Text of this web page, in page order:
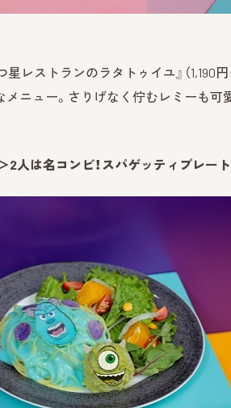
レストランのラタトゥイユ』（1,190円
メニュー。さりげなく佇むレミーも
2人は名コンビ！スパゲッティプレート